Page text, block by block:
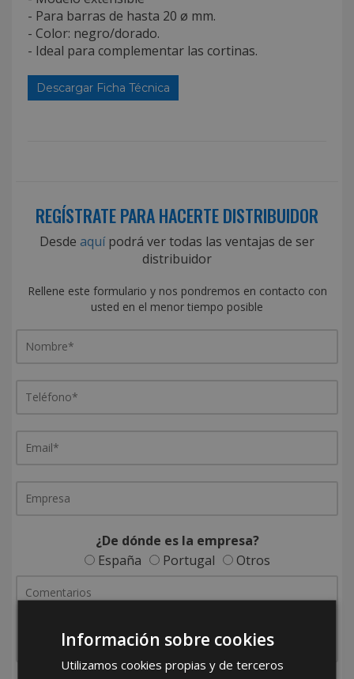
- Para barras de hasta 20 ø mm.
- Color: negro/dorado.
- Ideal para complementar las cortinas.
Descargar Ficha Técnica
REGÍSTRATE PARA HACERTE DISTRIBUIDOR
Desde aquípodrá ver todas las ventajas de ser
distribuidor
Rellene este formulario y nos pondremos en contacto con
usted en el menor tiempo posible
¿De dónde es la empresa?
España
Portugal Otros
Información sobre cookies
Utilizamos cookies propias y de terceros